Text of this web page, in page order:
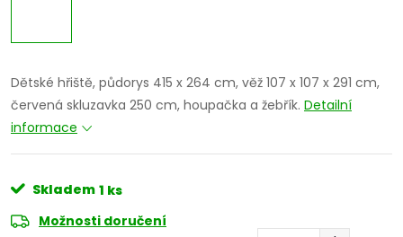
Dětské hřiště, půdorys 415 x 264 cm, věž 107 x 107 x 291 cm,
červená skluzavka 250 cm, houpačka a žebřík. Detailní
informace
Skladem 1 ks
Možnosti doručení